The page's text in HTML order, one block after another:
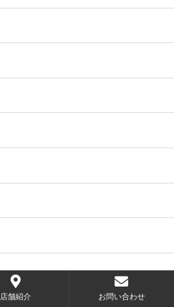
店舗紹介 お問い合わせ